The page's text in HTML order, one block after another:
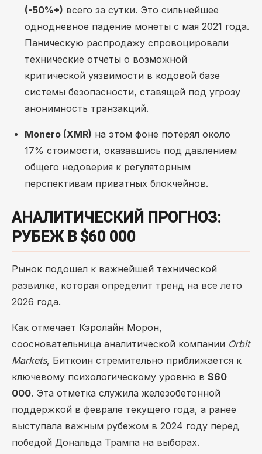
(-50%+) всего за сутки. Это сильнейшее
однодневное падение монеты с мая 2021 года.
Паническую распродажу спровоцировали
технические отчеты о возможной
критической уязвимости в кодовой базе
системы безопасности, ставящей под угрозу
анонимность транзакций.
Monero (XMR) на этом фоне потерял около
17% стоимости, оказавшись под давлением
общего недоверия к регуляторным
перспективам приватных блокчейнов.
АНАЛИТИЧЕСКИЙ ПРОГНОЗ:
РУБЕЖ В $60 000
Рынок подошел к важнейшей технической
развилке, которая определит тренд на все лето
2026 года.
Как отмечает Кэролайн Морон,
соосновательница аналитической компании Orbit
Markets, Биткоин стремительно приближается к
ключевому психологическому уровню в $60
000. Эта отметка служила железобетонной
поддержкой в феврале текущего года, а ранее
выступала важным рубежом в 2024 году перед
победой Дональда Трампа на выборах.